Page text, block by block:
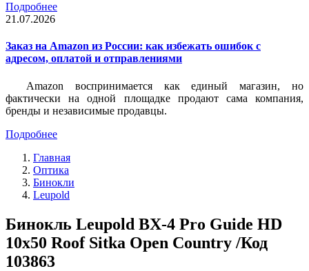
Подробнее
21.07.2026
Заказ на Amazon из России: как избежать ошибок с
адресом, оплатой и отправлениями
Amazon воспринимается как единый магазин, но
фактически на одной площадке продают сама компания,
бренды и независимые продавцы.
Подробнее
Главная
Оптика
Бинокли
Leupold
Бинокль Leupold BX-4 Pro Guide HD
10x50 Roof Sitka Open Country /Код
103863